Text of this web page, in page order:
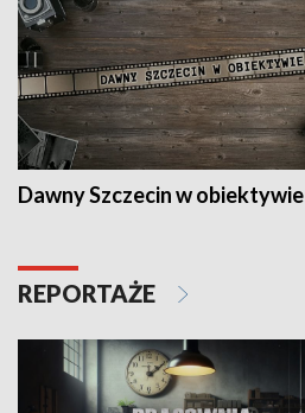
Dawny Szczecin w obiektywie
REPORTAŻE